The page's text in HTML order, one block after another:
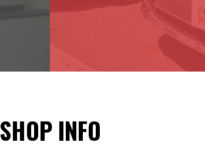
SHOP INFO